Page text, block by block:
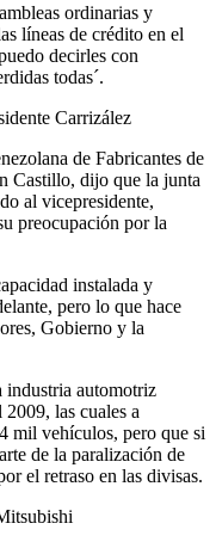
ordinarias y
líneas de crédito en el
decirles con
todas´.
Carrizález
de Fabricantes de
Castillo, dijo que la junta
al vicepresidente,
preocupación por la
instalada y
pero lo que hace
Gobierno y la
industria automotriz
las cuales a
mil vehículos, pero que si
de la paralización de
el retraso en las divisas.